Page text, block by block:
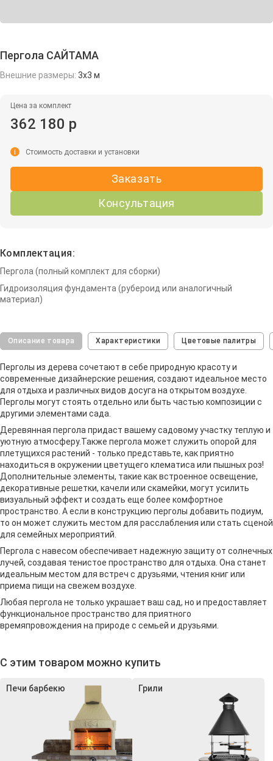
Пергола САЙТАМА
Внешние размеры: 3х3 м
Цена за комплект
362 180 р
Заказать
Консультация
i Стоимость доставки и установки
Комплектация:
Пергола (полный комплект для сборки)
Гидроизоляция фундамента (рубероид или аналогичный
материал)
Описание товара Характеристики Цветовые палитры
Перголы из дерева сочетают в себе природную красоту и
современные дизайнерские решения, создают идеальное место
для отдыха и различных видов досуга на открытом воздухе.
Перголы могут стоять отдельно или быть частью композиции с
другими элементами сада.
Деревянная пергола придаст вашему садовому участку теплую и
уютную атмосферу.Также пергола может служить опорой для
плетущихся растений - только представьте, как приятно
находиться в окружении цветущего клематиса или пышных роз!
Дополнительные элементы, такие как встроенное освещение,
декоративные решетки, качели или скамейки, могут усилить
визуальный эффект и создать еще более комфортное
пространство. А если в конструкцию перголы добавить подиум,
то он может служить местом для расслабления или стать сценой
для семейных мероприятий.
Пергола с навесом обеспечивает надежную защиту от солнечных
лучей, создавая тенистое пространство для отдыха. Она станет
идеальным местом для встреч с друзьями, чтения книг или
приема пищи на свежем воздухе.
Любая пергола не только украшает ваш сад, но и предоставляет
функциональное пространство для приятного
времяпровождения на природе с семьей и друзьями.
С этим товаром можно купить
Печи барбекю Грили